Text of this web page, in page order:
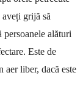
grijă să
persoanele alături
Este de
aer liber, dacă este